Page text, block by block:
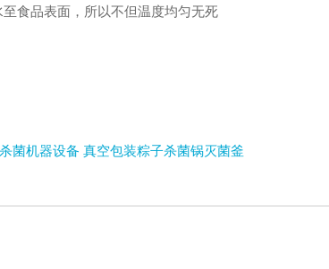
食品表面，所以不但温度均匀无死
菌机器设备 真空包装粽子杀菌锅灭菌釜